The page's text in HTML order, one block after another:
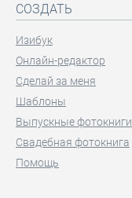
СОЗДАТЬ
Изибук
Онлайн-редактор
Сделай за меня
Шаблоны
Выпускные фотокниги
Свадебная фотокнига
Помощь